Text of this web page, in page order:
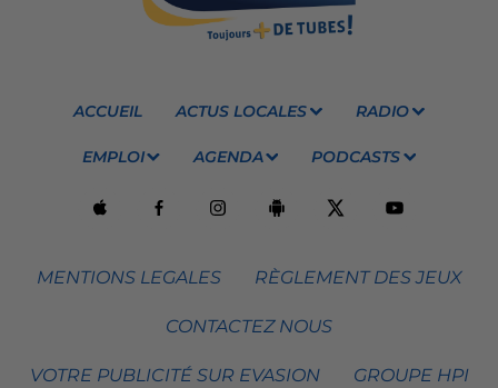
ACCUEIL ACTUS LOCALES RADIO
EMPLOI AGENDA PODCASTS
MENTIONS LEGALES RÈGLEMENT DES JEUX
CONTACTEZ NOUS
VOTRE PUBLICITÉ SUR EVASION GROUPE HPI